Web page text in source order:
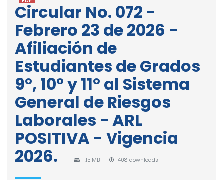
Circular No. 072 -
Febrero 23 de 2026 -
Afiliación de
Estudiantes de Grados
9°, 10° y 11° al Sistema
General de Riesgos
Laborales - ARL
POSITIVA - Vigencia
2026.
1.15 MB 408 downloads